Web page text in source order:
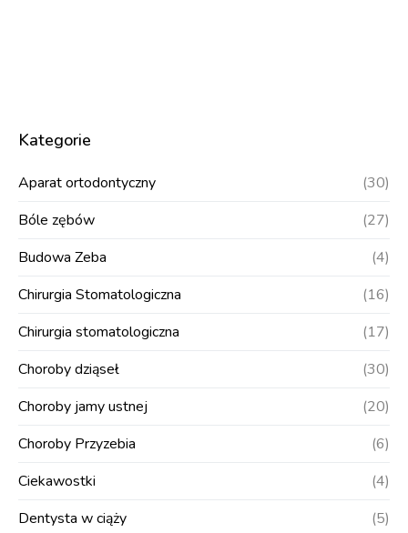
Kategorie
Aparat ortodontyczny
(30)
Bóle zębów
(27)
Budowa Zeba
(4)
Chirurgia Stomatologiczna
(16)
Chirurgia stomatologiczna
(17)
Choroby dziąseł
(30)
Choroby jamy ustnej
(20)
Choroby Przyzebia
(6)
Ciekawostki
(4)
Dentysta w ciąży
(5)